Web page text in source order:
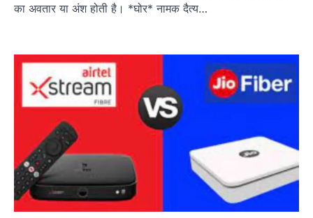
का अवतार या अंश होती है। *घोर* नामक दैत्य…